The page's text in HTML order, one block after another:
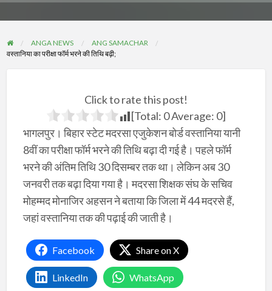
ANGA NEWS
ANG SAMACHAR
वस्तानिया का परीक्षा फॉर्म भरने की तिथि बढ़ी;
Click to rate this post!
[Total: 0Average: 0]
भागलपुर। बिहार स्टेट मदरसा एजुकेशन बोर्ड वस्तानिया यानी
8वीं का परीक्षा फॉर्म भरने की तिथि बढ़ा दी गई है। पहले फॉर्म
भरने की अंतिम तिथि 30 दिसम्बर तक था। लेकिन अब 30
जनवरी तक बढ़ा दिया गया है। मदरसा शिक्षक संघ के सचिव
मोहम्मद मोनाजिर अहसन ने बताया कि जिला में 44 मदरसे हैं,
जहां वस्तानिया तक की पढ़ाई की जाती है।
Facebook Share on X
LinkedIn WhatsApp